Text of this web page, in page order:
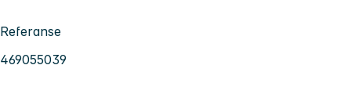
Referanse
469055039